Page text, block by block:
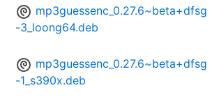
mp3guessenc_0.27.6~beta+dfsg
-3_loong64.deb
mp3guessenc_0.27.6~beta+dfsg
-1_s390x.deb